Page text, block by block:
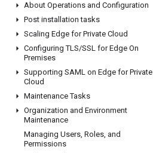
About Operations and Configuration
Post installation tasks
Scaling Edge for Private Cloud
Configuring TLS/SSL for Edge On
Premises
Supporting SAML on Edge for Private
Cloud
Maintenance Tasks
Organization and Environment
Maintenance
Managing Users, Roles, and
Permissions